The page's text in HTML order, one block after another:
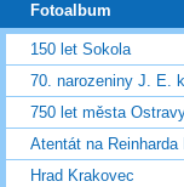
Fotoalbum
150 let Sokola
70. narozeniny J. E.
750 let města
Atentát na
Hrad Krakovec